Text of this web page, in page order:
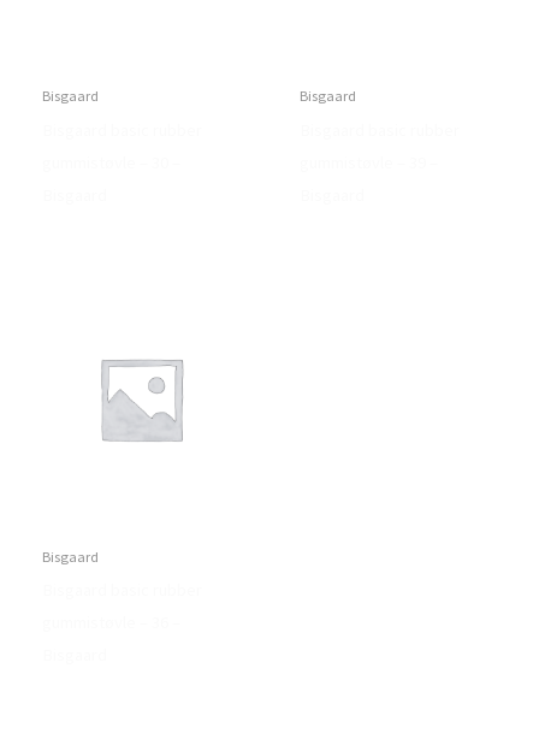
Bisgaard Bisgaard
Bisgaard